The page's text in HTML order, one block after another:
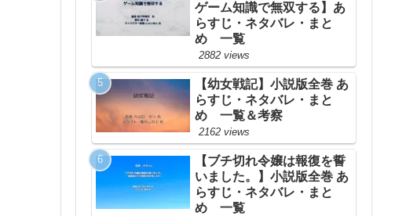
ゲーム知識で無双する】あ
らすじ・ネタバレ・まと
め 一覧
2882 views
【幼女戦記】小説版全巻 あ
らすじ・ネタバレ・まと
め 一覧＆考察
2162 views
【ブチ切れ令嬢は報復を誓
いました。】小説版全巻 あ
らすじ・ネタバレ・まと
め 一覧